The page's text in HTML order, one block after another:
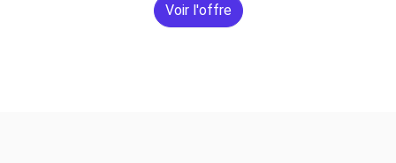
Voir l'offre